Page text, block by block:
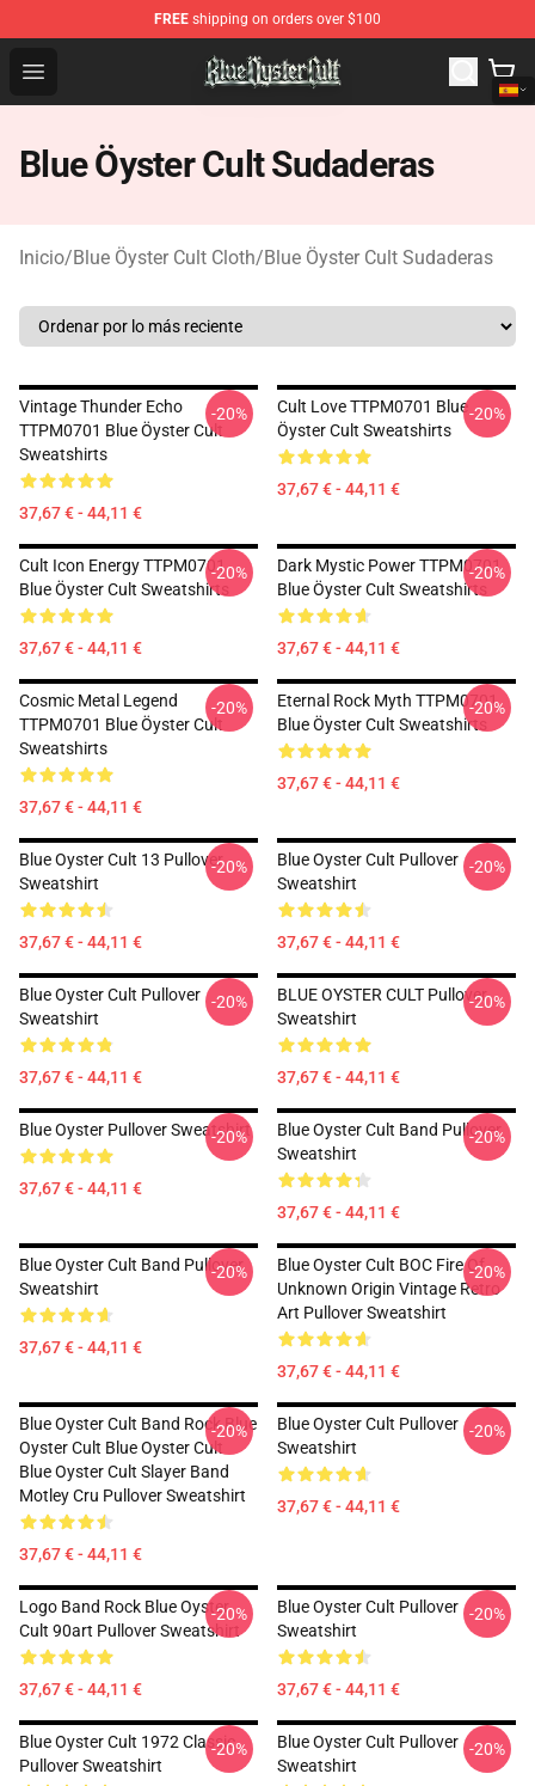
FREE shipping on orders over $100
Open menu
Blue Öyster Cult Store - Official Blue Öyster Cult
Blue Öyster Cult Sudaderas
Inicio/Blue Öyster Cult Cloth/Blue Öyster Cult Sudaderas
Vintage Thunder Echo
TTPM0701 Blue Öyster Cult
Sweatshirts
37,67 € - 44,11 €
-20%
Cult Love TTPM0701 Blue
Öyster Cult Sweatshirts
37,67 € - 44,11 €
-20%
Cult Icon Energy TTPM0701
Blue Öyster Cult Sweatshirts
37,67 € - 44,11 €
-20%
Dark Mystic Power TTPM0701
Blue Öyster Cult Sweatshirts
37,67 € - 44,11 €
-20%
Cosmic Metal Legend
TTPM0701 Blue Öyster Cult
Sweatshirts
37,67 € - 44,11 €
-20%
Eternal Rock Myth TTPM0701
Blue Öyster Cult Sweatshirts
37,67 € - 44,11 €
-20%
Blue Oyster Cult 13 Pullover
Sweatshirt
37,67 € - 44,11 €
-20%
Blue Oyster Cult Pullover
Sweatshirt
37,67 € - 44,11 €
-20%
Blue Oyster Cult Pullover
Sweatshirt
37,67 € - 44,11 €
-20%
BLUE OYSTER CULT Pullover
Sweatshirt
37,67 € - 44,11 €
-20%
Blue Oyster Pullover Sweatshirt
37,67 € - 44,11 €
-20%
Blue Oyster Cult Band Pullover
Sweatshirt
37,67 € - 44,11 €
-20%
Blue Oyster Cult Band Pullover
Sweatshirt
37,67 € - 44,11 €
-20%
Blue Oyster Cult BOC Fire Of
Unknown Origin Vintage Retro
Art Pullover Sweatshirt
37,67 € - 44,11 €
-20%
Blue Oyster Cult Band Rock Blue
Oyster Cult Blue Oyster Cult
Blue Oyster Cult Slayer Band
Motley Cru Pullover Sweatshirt
37,67 € - 44,11 €
-20%
Blue Oyster Cult Pullover
Sweatshirt
37,67 € - 44,11 €
-20%
Logo Band Rock Blue Oyster
Cult 90art Pullover Sweatshirt
37,67 € - 44,11 €
-20%
Blue Oyster Cult Pullover
Sweatshirt
37,67 € - 44,11 €
-20%
Blue Oyster Cult 1972 Classic
Pullover Sweatshirt
-20%
Blue Oyster Cult Pullover
Sweatshirt
-20%